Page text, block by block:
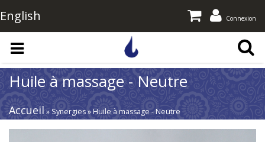
Aller au contenu principal
English Connexion
Huile à massage - Neutre
Accueil » Synergies » Huile à massage - Neutre